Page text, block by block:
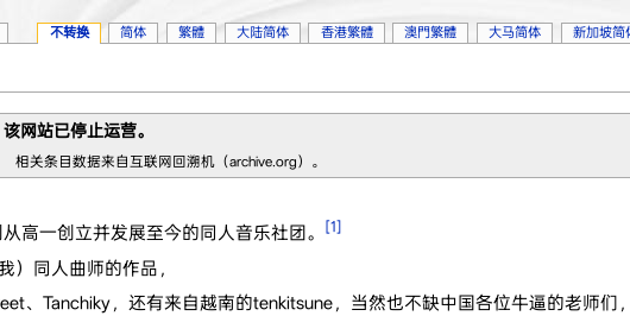
该网站已停止运营。
相关条目数据来自互联网回溯机（archive.org）。
高一创立并发展至今的同人音乐社团。 [1]
）同人曲师的作品，
、Tanchiky，还有来自越南的tenkitsune，当然也不缺中国各位牛逼的老师们
不转换 简体 繁體 大陆简体 香港繁體 澳門繁體 大马简体 新加坡简